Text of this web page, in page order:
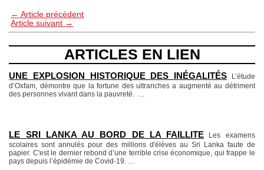
← Article précédent
Article suivant →
ARTICLES EN LIEN
UNE EXPLOSION HISTORIQUE DES INÉGALITÉS
L’étude
d’Oxfam, démontre que la fortune des ultrariches a augmenté au détriment
des personnes vivant dans la pauvreté.
LE SRI LANKA AU BORD DE LA FAILLITE
Les examens
scolaires sont annulés pour des millions d'élèves au Sri Lanka faute de
papier. C'est le dernier rebond d’une terrible crise économique, qui frappe le
pays depuis l’épidémie de Covid-19.